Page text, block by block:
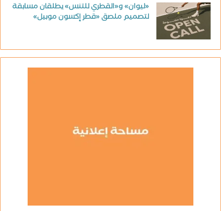
«ليوان» و«القطري للتنس» يطلقان مسابقة
لتصميم ملصق «قطر إكسون موبيل»